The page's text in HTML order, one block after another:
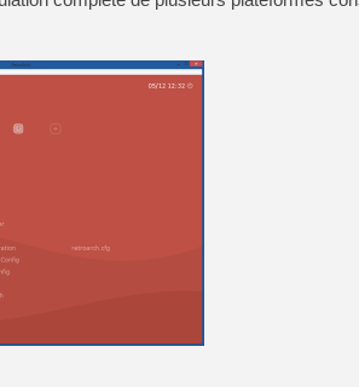
[GK] Nvidia : le prix des